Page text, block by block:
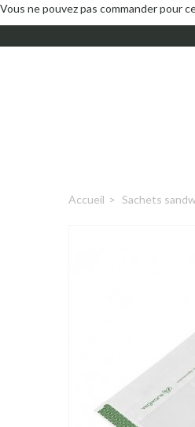
Vous ne pouvez pas commander pour
Accueil > Sachets